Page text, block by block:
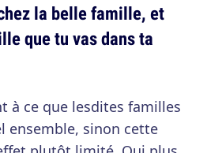
la belle famille, et
que tu vas dans ta
à ce que lesdites familles
ensemble, sinon cette